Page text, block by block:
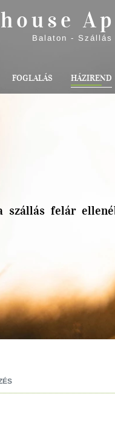
Balaton - Szállás
FOGLALÁS HÁZIREND
szállás felár